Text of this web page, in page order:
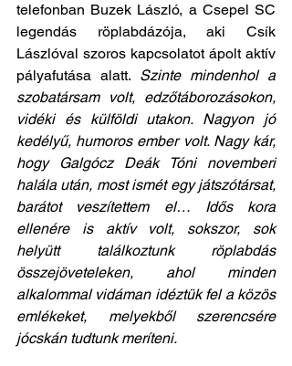
telefonban Buzek László, a Csepel SC
legendás röplabdázója, aki Csík
Lászlóval szoros kapcsolatot ápolt aktív
pályafutása alatt. Szinte mindenhol a
szobatársam volt, edzőtáborozásokon,
vidéki és külföldi utakon. Nagyon jó
kedélyű, humoros ember volt. Nagy kár,
hogy Galgócz Deák Tóni novemberi
halála után, most ismét egy játszótársat,
barátot veszítettem el… Idős kora
ellenére is aktív volt, sokszor, sok
helyütt találkoztunk röplabdás
összejöveteleken, ahol minden
alkalommal vidáman idéztük fel a közös
emlékeket, melyekből szerencsére
jócskán tudtunk meríteni.